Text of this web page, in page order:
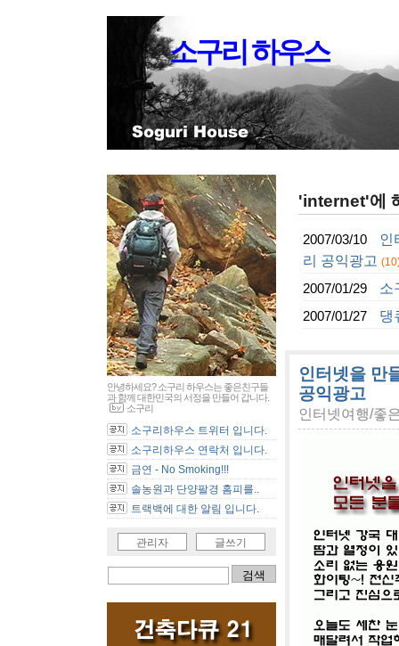
소구리 하우스
'internet'에
2007/03/10
인
리 공익광고
2007/01/29 소
2007/01/27 댕
인터넷을 만
공익광고
인터넷여행/좋
안녕하세요? 소구리 하우스는 좋은친구들
과 함께 대한민국의 서정을 만들어 갑니다.
소구리
소구리하우스 트위터 입니다.
소구리하우스 연락처 입니다.
금연 - No Smoking!!!
솔농원과 단양팔경 홈피를..
트랙백에 대한 알림 입니다.
관리자 글쓰기